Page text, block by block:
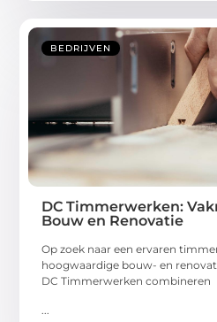
BEDRIJVEN
DC Timmerwerken:
Bouw en Renovatie
Op zoek naar een ervaren
hoogwaardige bouw- en
DC Timmerwerken combineren